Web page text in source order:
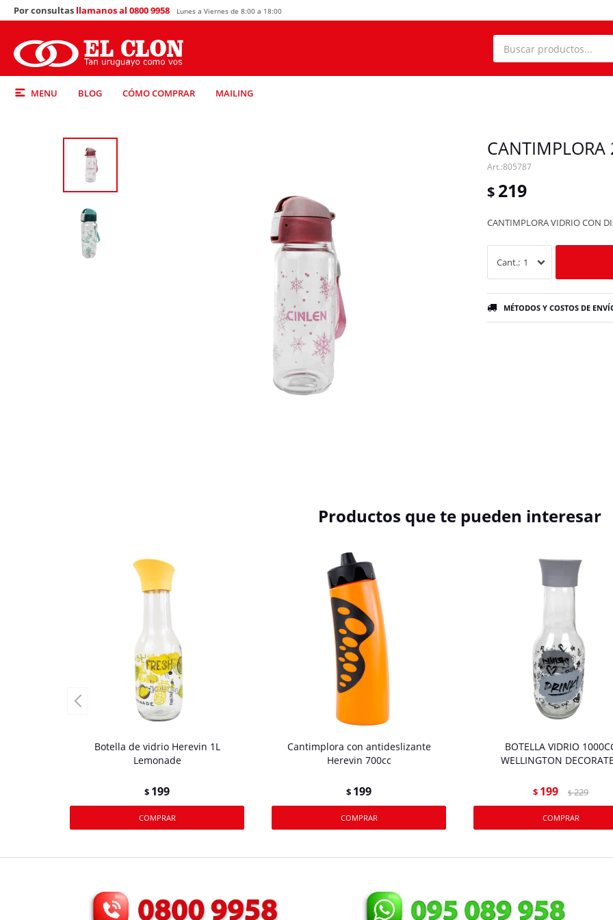
MENU BLOG CÓMO COMPRAR MAILING
Por consultas llamanos al 0800 9958 Lunes a Viernes de 8:00 a 18:00
CANTIMPLORA
805787
$ 219
CANTIMPLORA VIDRIO CON
1
MÉTODOS Y COSTOS DE
Productos que te pueden interesar
Botella de vidrio Herevin 1L
Lemonade
$ 199
Cantimplora con antideslizante
Herevin 700cc
$ 199
BOTELLA VIDRIO
WELLINGTON
$ 199 $ 229